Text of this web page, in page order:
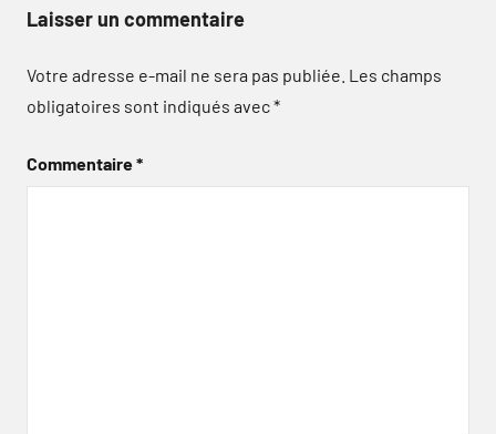
Laisser un commentaire
Votre adresse e-mail ne sera pas publiée. Les champs
obligatoires sont indiqués avec*
Commentaire*